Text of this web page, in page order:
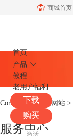
商城首页
首页
产品
教程
老用户福利
下载
购买
CorelDRAW中文网站 >
服务中心